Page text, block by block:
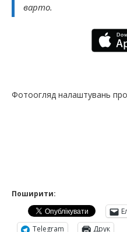
варто.
Фотоогляд налаштувань
Поширити:
Telegram
Друк